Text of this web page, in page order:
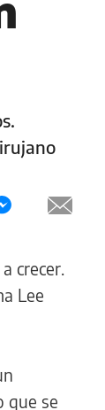
crecer.
Lee
que se